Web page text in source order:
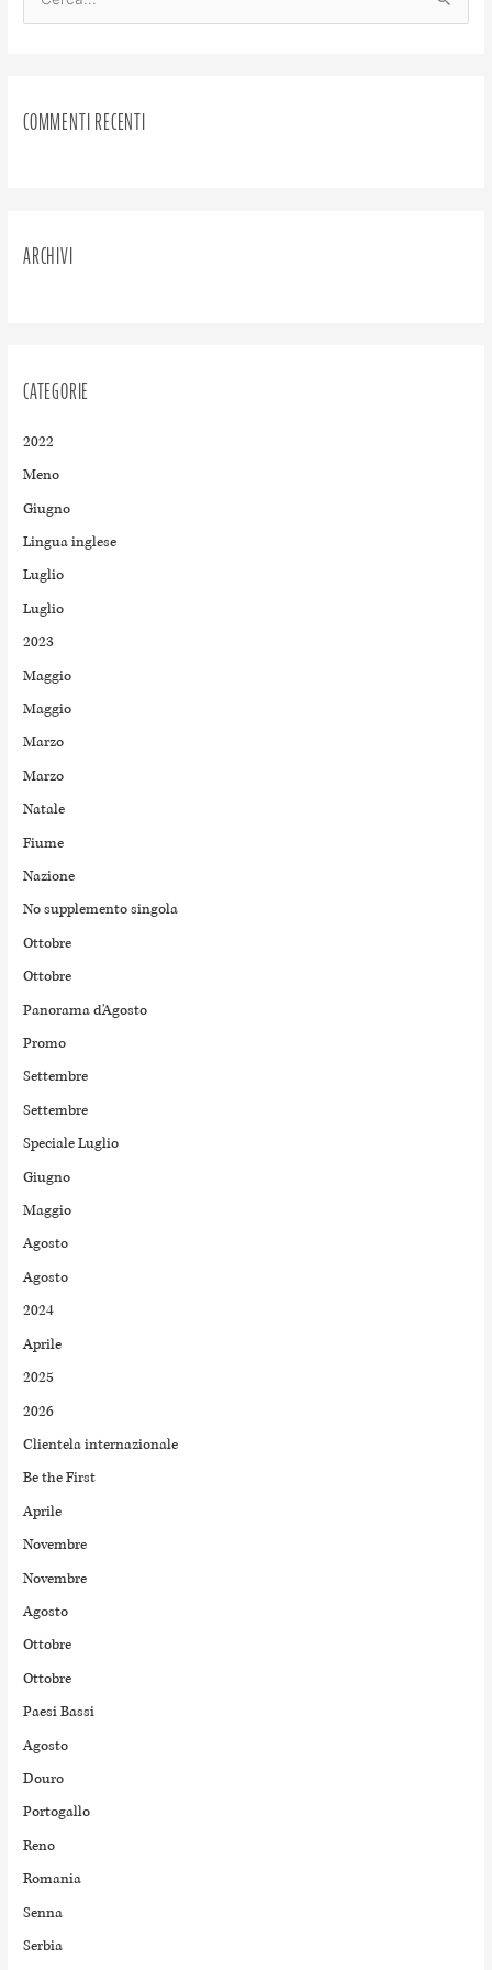
a
COMMENTI RECENTI
ARCHIVI
CATEGORIE
2022
Meno
Giugno
Lingua inglese
Luglio
Luglio
2023
Maggio
Maggio
Marzo
Marzo
Natale
Fiume
Nazione
No supplemento singola
Ottobre
Ottobre
Panorama d'Agosto
Promo
Settembre
Settembre
Speciale Luglio
Giugno
Maggio
Agosto
Agosto
2024
Aprile
2025
2026
Clientela internazionale
Be the First
Aprile
Novembre
Novembre
Agosto
Ottobre
Ottobre
Paesi Bassi
Agosto
Douro
Portogallo
Reno
Romania
Senna
Serbia